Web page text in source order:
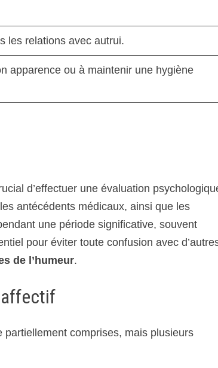
les relations avec autrui.
apparence ou à maintenir une hygiène
d’effectuer une évaluation
antécédents médicaux, ainsi que les
une période significative, souvent
pour éviter toute confusion avec
de l’humeur.
affectif
comprises, mais plusieurs